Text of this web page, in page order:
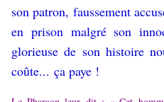
son patron, faussement
en prison malgré son
glorieuse de son histoire
coûte... ça paye !